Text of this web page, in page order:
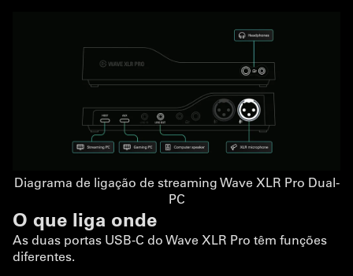
Diagrama de ligação de streaming Wave XLR Pro Dual-
PC
O que liga onde
As duas portas USB-C do Wave XLR Pro têm funções
diferentes.